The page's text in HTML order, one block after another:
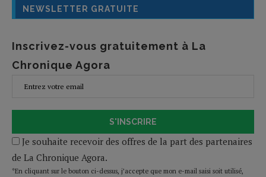
NEWSLETTER GRATUITE
Inscrivez-vous gratuitement à La
Chronique Agora
S'INSCRIRE
Je souhaite recevoir des offres de la part des partenaires
de La Chronique Agora.
*En cliquant sur le bouton ci-dessus, j’accepte que mon e-mail saisi soit utilisé,